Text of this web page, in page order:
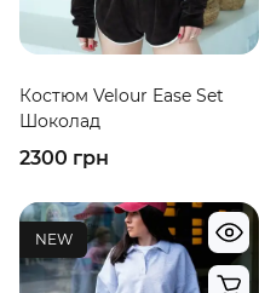
Костюм Velour Ease Set
Шоколад
2300 грн
NEW